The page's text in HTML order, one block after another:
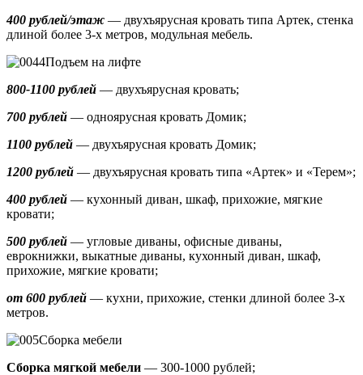
400 рублей/этаж — двухъярусная кровать типа Артек, стенка
длиной более 3-х метров, модульная мебель.
Подъем на лифте
800-1100 рублей — двухъярусная кровать;
700 рублей — одноярусная кровать Домик;
1100 рублей — двухъярусная кровать Домик;
1200 рублей — двухъярусная кровать типа «Артек» и «Терем»;
400 рублей — кухонный диван, шкаф, прихожие, мягкие
кровати;
500 рублей — угловые диваны, офисные диваны,
еврокнижки, выкатные диваны, кухонный диван, шкаф,
прихожие, мягкие кровати;
от 600 рублей — кухни, прихожие, стенки длиной более 3-х
метров.
Сборка мебели
Сборка мягкой мебели — 300-1000 рублей;